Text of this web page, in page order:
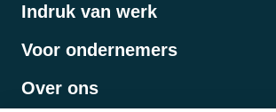
Indruk van werk
Voor ondernemers
Over ons